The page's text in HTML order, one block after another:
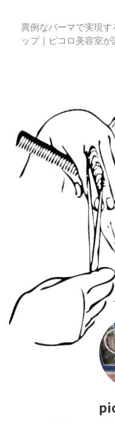
異例なパーマで実現
ップ｜ピコロ美容室